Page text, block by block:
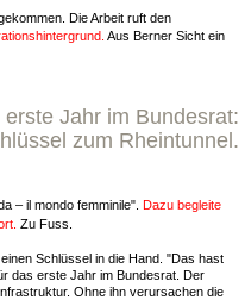
Die Arbeit ruft den
Aus Berner Sicht ein
Jahr im Bundesrat:
zum Rheintunnel.
– il mondo femminile". Dazu begleite
Zu Fuss.
Schlüssel in die Hand. "Das hast
das erste Jahr im Bundesrat. Der
Ohne ihn verursachen die